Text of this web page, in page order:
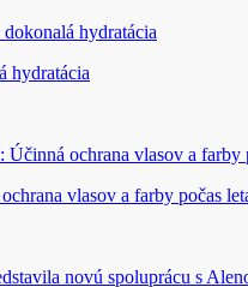
hydratácia
vlasov a farby počas